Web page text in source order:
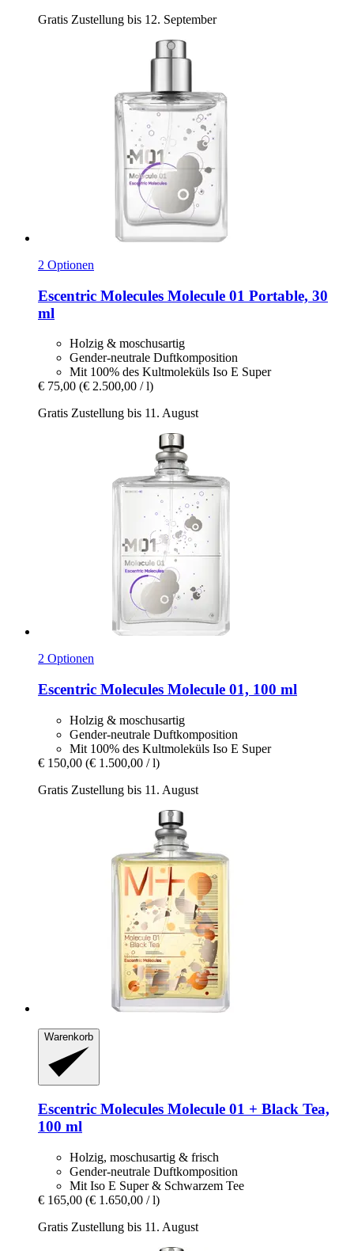
Gratis Zustellung bis 12. September
2 Optionen
Escentric Molecules Molecule 01 Portable, 30
ml
Holzig & moschusartig
Gender-neutrale Duftkomposition
Mit 100% des Kultmoleküls Iso E Super
€ 75,00 (€ 2.500,00 / l)
Gratis Zustellung bis 11. August
2 Optionen
Escentric Molecules Molecule 01, 100 ml
Holzig & moschusartig
Gender-neutrale Duftkomposition
Mit 100% des Kultmoleküls Iso E Super
€ 150,00 (€ 1.500,00 / l)
Gratis Zustellung bis 11. August
Warenkorb
Escentric Molecules Molecule 01 + Black Tea,
100 ml
Holzig, moschusartig & frisch
Gender-neutrale Duftkomposition
Mit Iso E Super & Schwarzem Tee
€ 165,00 (€ 1.650,00 / l)
Gratis Zustellung bis 11. August